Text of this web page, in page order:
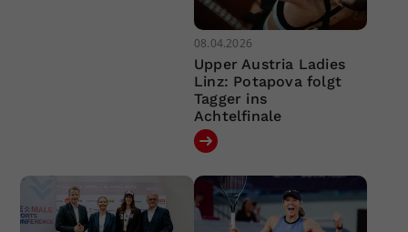
08.04.2026
Upper Austria Ladies
Linz: Potapova folgt
Tagger ins
Achtelfinale